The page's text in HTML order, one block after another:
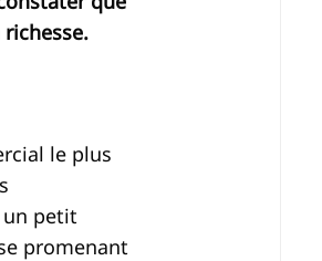
le plus
un petit
promenant